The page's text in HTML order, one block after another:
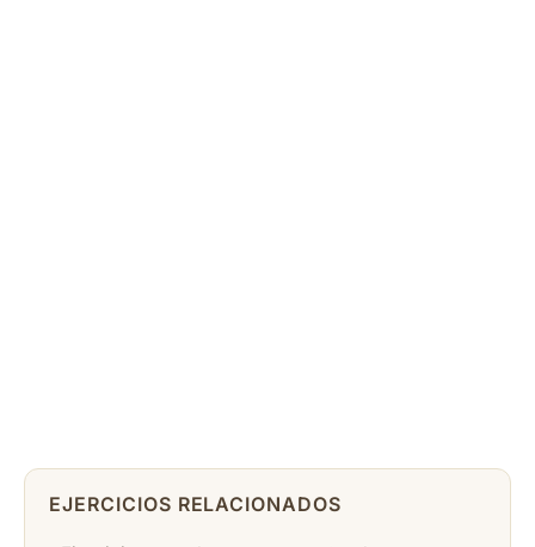
EJERCICIOS RELACIONADOS